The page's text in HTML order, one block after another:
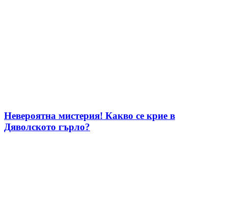
Невероятна мистерия! Какво се крие в
Дяволското гърло?